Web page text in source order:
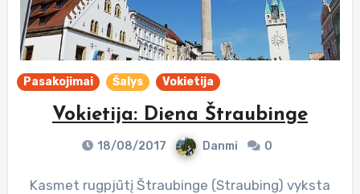
Pasakojimai Šalys Vokietija
Vokietija: Diena Štraubinge
18/08/2017 Danmi 0
Kasmet rugpjūtį Štraubinge (Straubing) vyksta